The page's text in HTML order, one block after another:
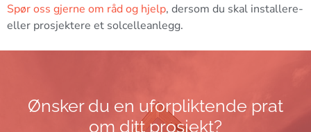
Spør oss gjerne om råd og hjelp, dersom du skal installere-
eller prosjektere et solcelleanlegg.
Ønsker du en uforpliktende prat
om ditt prosjekt?